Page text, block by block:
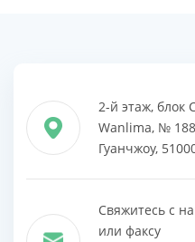
2-й этаж,
Wanlima, №
Гуанчжоу,
Свяжитесь с
или факсу